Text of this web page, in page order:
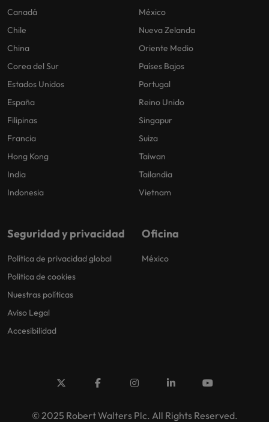
Canadá
Chile
China
Corea del Sur
Estados Unidos
España
Filipinas
Francia
Hong Kong
India
Indonesia
México
Nueva Zelanda
Oriente Medio
Países Bajos
Portugal
Reino Unido
Singapur
Suiza
Taiwan
Tailandia
Vietnam
Seguridad y privacidad
Política de privacidad global
Politica de cookies
Nuestras políticas
Aviso Legal
Accesibilidad
Oficina
México
© 2025 Robert Walters Plc. All Rights Reserved.